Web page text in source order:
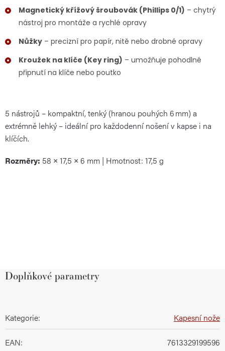
Magnetický křížový šroubovák (Phillips 0/1) – chytrý
nástroj pro montáže a rychlé opravy
Nůžky – precizní pro papír, nitě nebo drobné opravy
Kroužek na klíče (Key ring) – umožňuje pohodlné
připnutí na klíče nebo poutko
5 nástrojů – kompaktní, tenký (hranou pouhých 6 mm) a
extrémně lehký – ideální pro každodenní nošení v kapse i na
klíčích.
Rozměry: 58 × 17,5 × 6 mm | Hmotnost: 17,5 g
Doplňkové parametry
Kategorie: Kapesní nože
EAN: 7613329199596